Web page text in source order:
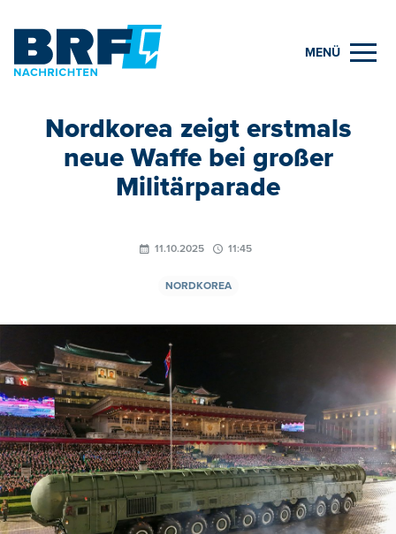
MENÜ
Nordkorea zeigt erstmals
neue Waffe bei großer
Militärparade
11.10.2025 11:45
NORDKOREA